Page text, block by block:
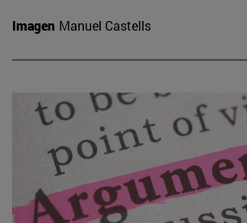
Imagen Manuel Castells